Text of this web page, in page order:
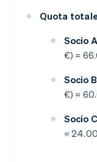
Quota
Socio
€) =
Socio
€) =
Socio
=